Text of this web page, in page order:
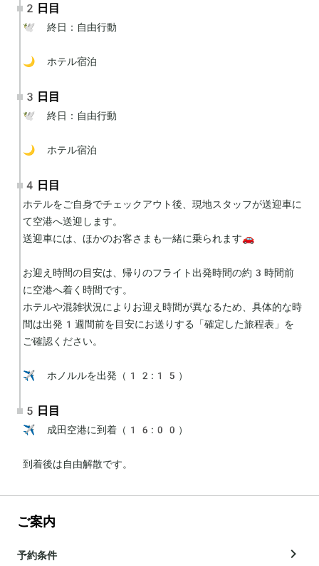
2日目
🕊 終日：自由行動
🌙 ホテル宿泊
3日目
🕊 終日：自由行動
🌙 ホテル宿泊
4日目
ホテルをご自身でチェックアウト後、現地スタッフが送迎車に
て空港へ送迎します。
送迎車には、ほかのお客さまも一緒に乗られます🚗
お迎え時間の目安は、帰りのフライト出発時間の約3時間前
に空港へ着く時間です。
ホテルや混雑状況によりお迎え時間が異なるため、具体的な時
間は出発1週間前を目安にお送りする「確定した旅程表」を
ご確認ください。
✈️ ホノルルを出発（12:15）
5日目
✈️ 成田空港に到着（16:00）
到着後は自由解散です。
ご案内
予約条件